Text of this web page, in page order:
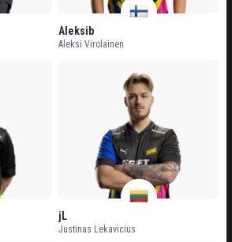
Aleksib
Aleksi Virolainen
jL
Justinas Lekavicius